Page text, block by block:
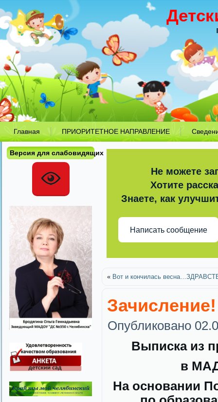
Главная ПРИОРИТЕТНОЕ НАПРАВЛЕНИЕ
Версия для слабовидящих
Не можете
Хотите
Знаете, как
Написать сообщение
« Вот и кончилась
Зачисление!
Опубликовано
Выписка из
в
На основании